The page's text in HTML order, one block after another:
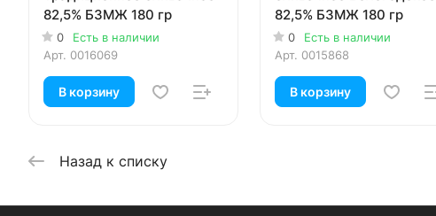
82,5% БЗМЖ 180 гр
0
Есть в наличии
Арт. 0016069
В корзину
82,5% БЗМЖ 180 гр
0
Есть в наличии
Арт. 0015868
В корзину
Назад к списку